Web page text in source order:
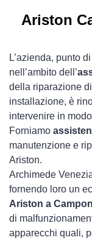
Ariston
L’azienda, punto
nell’ambito dell’
della riparazione
installazione, è
intervenire in
Forniamo
manutenzione e
Ariston.
Archimede
fornendo loro un
Ariston a
di
apparecchi quali,